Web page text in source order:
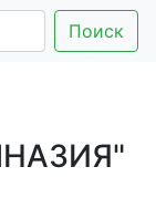
Поиск